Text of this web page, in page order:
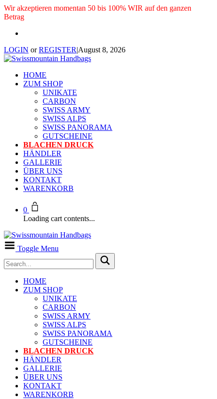
Wir akzeptieren momentan 50 bis 100% WIR auf den ganzen
Betrag
LOGIN orREGISTER|August 8, 2026
HOME
ZUM SHOP
UNIKATE
CARBON
SWISS ARMY
SWISS ALPS
SWISS PANORAMA
GUTSCHEINE
BLACHEN DRUCK
HÄNDLER
GALLERIE
ÜBER UNS
KONTAKT
WARENKORB
0
Loading cart contents...
Toggle Menu
HOME
ZUM SHOP
UNIKATE
CARBON
SWISS ARMY
SWISS ALPS
SWISS PANORAMA
GUTSCHEINE
BLACHEN DRUCK
HÄNDLER
GALLERIE
ÜBER UNS
KONTAKT
WARENKORB